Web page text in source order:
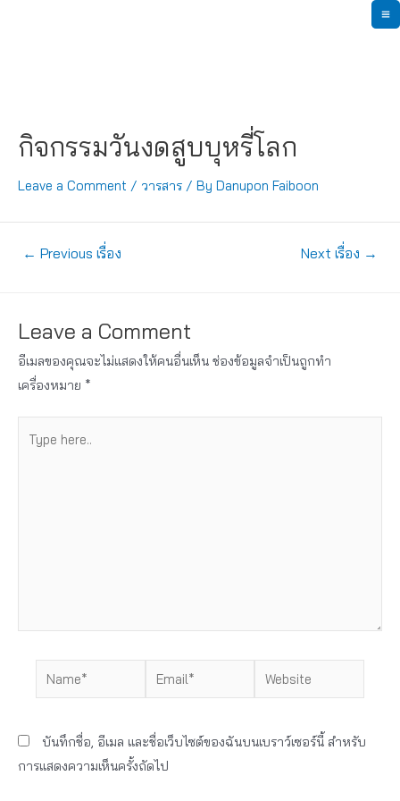
กิจกรรมวันงดสูบบุหรี่โลก
Leave a Comment / วารสาร / By Danupon Faiboon
แนะแนว
← Previous เรื่อง Next เรื่อง →
Leave a Comment
อีเมลของคุณจะไม่แสดงให้คนอื่นเห็น ช่องข้อมูลจำเป็นถูกทำ
เครื่องหมาย *
here..
Name* Email* Website
บันทึกชื่อ, อีเมล และชื่อเว็บไซต์ของฉันบนเบราว์เซอร์นี้ สำหรับ
การแสดงความเห็นครั้งถัดไป